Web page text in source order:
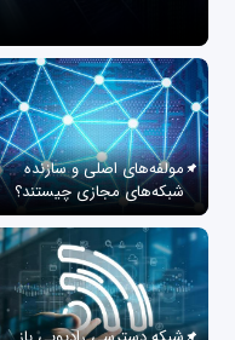
مولفه‌های اصلی و سازنده
شبکه‌های مجازی چیستند؟